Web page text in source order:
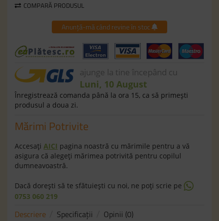
COMPARĂ PRODUSUL
Anunță-mă când revine în stoc
ajunge la tine începând cu
Luni, 10 August
Înregistrează comanda până la ora 15, ca să primeşti
produsul a doua zi.
Mărimi Potrivite
Accesaţi AICI pagina noastră cu mărimile pentru a vă
asigura că alegeţi mărimea potrivită pentru copilul
dumneavoastră.
Dacă doreşti să te sfătuieşti cu noi, ne poţi scrie pe
0753 060 219
Descriere Specificaţii Opinii (0)